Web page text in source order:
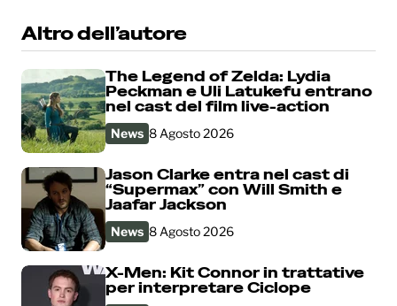
Altro dell’autore
The Legend of Zelda: Lydia
Peckman e Uli Latukefu entrano
nel cast del film live-action
News 8 Agosto 2026
Jason Clarke entra nel cast di
“Supermax” con Will Smith e
Jaafar Jackson
News 8 Agosto 2026
X-Men: Kit Connor in trattative
per interpretare Ciclope